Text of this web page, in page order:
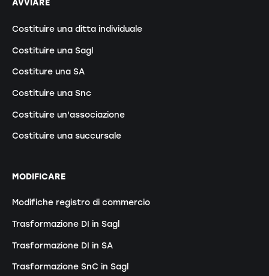
AVVIARE
Costituire una ditta individuale
Costituire una Sagl
Costiture una SA
Costituire una Snc
Costituire un'associazione
Costituire una succursale
MODIFICARE
Modifiche registro di commercio
Trasformazione DI in Sagl
Trasformazione DI in SA
Trasformazione SnC in Sagl